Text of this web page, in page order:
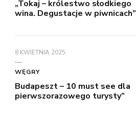
„Tokaj – królestwo słodkiego
wina. Degustacje w piwnicach”
8 KWIETNIA 2025
WĘGRY
Budapeszt – 10 must see dla
pierwszorazowego turysty”